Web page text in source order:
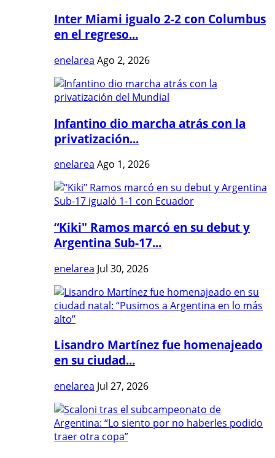
Inter Miami igualo 2-2 con Columbus
en el regreso...
enelarea Ago 2, 2026
Infantino dio marcha atrás con la
privatización...
enelarea Ago 1, 2026
“Kiki" Ramos marcó en su debut y
Argentina Sub-17...
enelarea Jul 30, 2026
Lisandro Martínez fue homenajeado
en su ciudad...
enelarea Jul 27, 2026